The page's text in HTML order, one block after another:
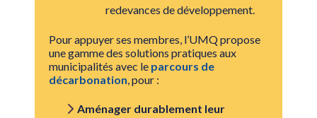
redevances de développement.
Pour appuyer ses membres, l’UMQ propose
une gamme des solutions pratiques aux
municipalités avec le parcours de
décarbonation, pour :
Aménager durablement leur